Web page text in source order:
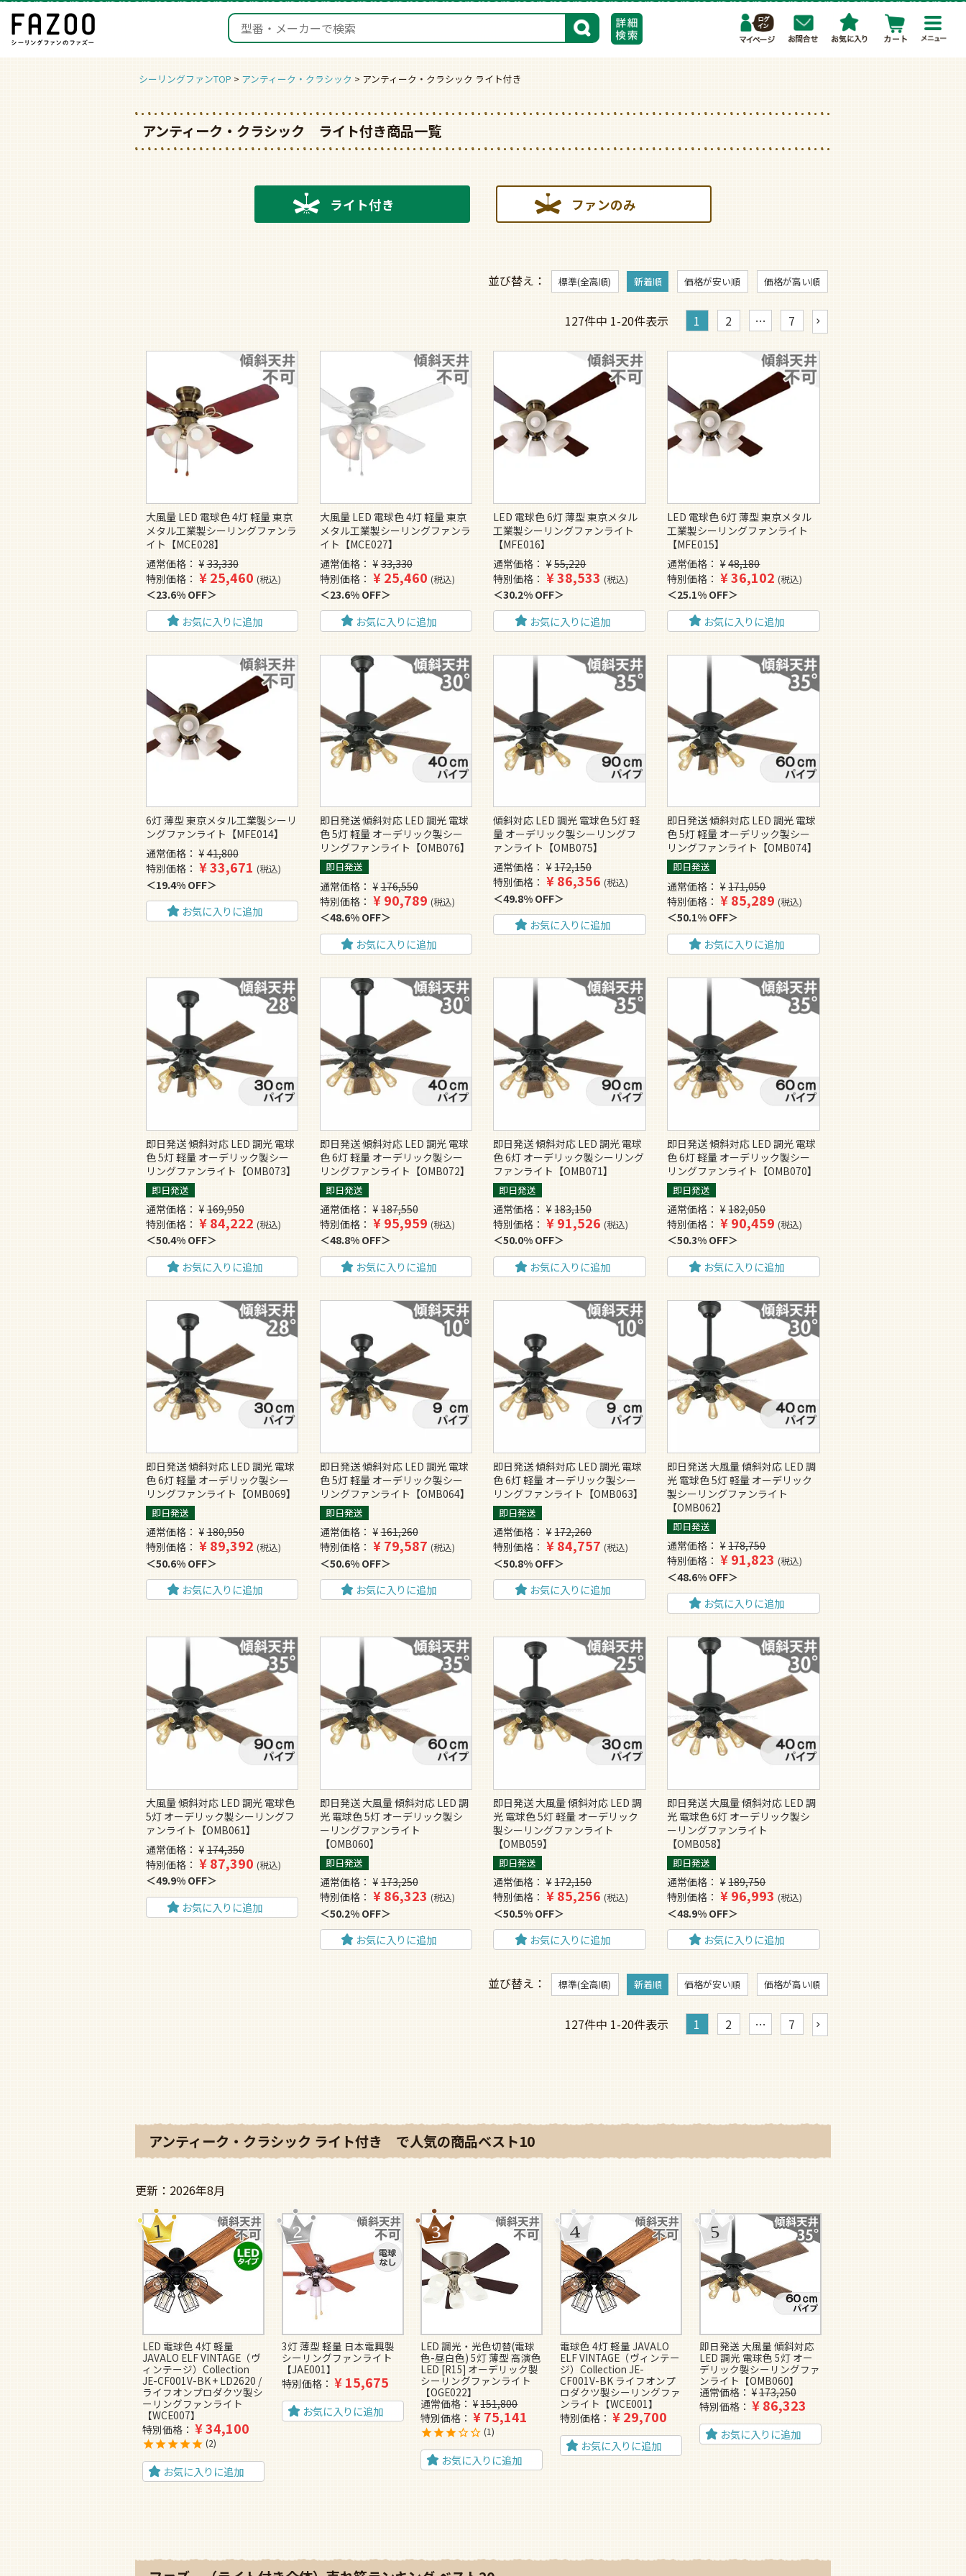
検索
シーリングファンTOP アンティーク・クラシック アンティーク・クラシック ライト付き
アンティーク・クラシック ライト付き商品一覧
ライト付き ファンのみ
並び替え 標準(全高順) 新着順 価格が安い順 価格が高い順
127件中 1-20件表示 1 2 … 7
大風量 LED 電球色 4灯 軽量 東京
メタル工業製シーリングファンラ
イト【MCE028】
通常価格
¥ 33,330
特別価格
¥ 25,460 税込
23.6% OFF
お気に入りに追加
大風量 LED 電球色 4灯 軽量 東京
メタル工業製シーリングファンラ
イト【MCE027】
通常価格
¥ 33,330
特別価格
¥ 25,460 税込
23.6% OFF
お気に入りに追加
LED 電球色 6灯 薄型 東京メタル
工業製シーリングファンライト
【MFE016】
通常価格
¥ 55,220
特別価格
¥38,533 税込
30.2% OFF
お気に入りに追加
LED 電球色 6灯 薄型 東京メタル
工業製シーリングファンライト
【MFE015】
通常価格
¥ 48,180
特別価格
¥36,102 税込
25.1% OFF
お気に入りに追加
6灯 薄型 東京メタル工業製シーリ
ングファンライト【MFE014】
通常価格
¥ 41,800
特別価格
¥33,671 税込
19.4% OFF
お気に入りに追加
即日発送 傾斜対応 LED 調光 電球
色 5灯 軽量 オーデリック製シー
リングファンライト【OMB076】
即日発送
通常価格 ¥ 176,550
特別価格
¥ 90,789 税込
48.6% OFF
お気に入りに追加
傾斜対応 LED 調光 電球色 5灯 軽
量 オーデリック製シーリングフ
ァンライト【OMB075】
通常価格
¥ 172,150
特別価格
¥86,356 税込
49.8% OFF
お気に入りに追加
即日発送 傾斜対応 LED 調光 電球
色 5灯 軽量 オーデリック製シー
リングファンライト【OMB074】
即日発送
通常価格 ¥ 171,050
特別価格
¥85,289 税込
50.1% OFF
お気に入りに追加
即日発送 傾斜対応 LED 調光 電球
色 5灯 軽量 オーデリック製シー
リングファンライト【OMB073】
即日発送
通常価格 ¥ 169,950
特別価格
¥ 84,222 税込
50.4% OFF
お気に入りに追加
即日発送 傾斜対応 LED 調光 電球
色 6灯 軽量 オーデリック製シー
リングファンライト【OMB072】
即日発送
通常価格 ¥ 187,550
特別価格
¥ 95,959 税込
48.8% OFF
お気に入りに追加
即日発送 傾斜対応 LED 調光 電球
色 6灯 オーデリック製シーリング
ファンライト【OMB071】
即日発送
通常価格 ¥ 183,150
特別価格
¥91,526 税込
50.0% OFF
お気に入りに追加
即日発送 傾斜対応 LED 調光 電球
色 6灯 軽量 オーデリック製シー
リングファンライト【OMB070】
即日発送
通常価格 ¥ 182,050
特別価格
¥90,459 税込
50.3% OFF
お気に入りに追加
即日発送 傾斜対応 LED 調光 電球
色 6灯 軽量 オーデリック製シー
リングファンライト【OMB069】
即日発送
通常価格 ¥ 180,950
特別価格
¥ 89,392 税込
50.6% OFF
お気に入りに追加
即日発送 傾斜対応 LED 調光 電球
色 5灯 軽量 オーデリック製シー
リングファンライト【OMB064】
即日発送
通常価格 ¥ 161,260
特別価格
¥ 79,587 税込
50.6% OFF
お気に入りに追加
即日発送 傾斜対応 LED 調光 電球
色 6灯 軽量 オーデリック製シー
リングファンライト【OMB063】
即日発送
通常価格 ¥ 172,260
特別価格
¥84,757 税込
50.8% OFF
お気に入りに追加
即日発送 大風量 傾斜対応 LED 調
光 電球色 5灯 軽量 オーデリック
製シーリングファンライト
【OMB062】
即日発送
通常価格 ¥ 178,750
特別価格
¥91,823 税込
48.6% OFF
お気に入りに追加
大風量 傾斜対応 LED 調光 電球色
5灯 オーデリック製シーリングフ
ァンライト【OMB061】
通常価格
¥ 174,350
特別価格
¥ 87,390 税込
49.9% OFF
お気に入りに追加
即日発送 大風量 傾斜対応 LED 調
光 電球色 5灯 オーデリック製シ
ーリングファンライト
【OMB060】
即日発送
通常価格 ¥ 173,250
特別価格
¥ 86,323 税込
50.2% OFF
お気に入りに追加
即日発送 大風量 傾斜対応 LED 調
光 電球色 5灯 軽量 オーデリック
製シーリングファンライト
【OMB059】
即日発送
通常価格 ¥ 172,150
特別価格
¥85,256 税込
50.5% OFF
お気に入りに追加
即日発送 大風量 傾斜対応 LED 調
光 電球色 6灯 オーデリック製シ
ーリングファンライト
【OMB058】
即日発送
通常価格 ¥ 189,750
特別価格
¥96,993 税込
48.9% OFF
お気に入りに追加
並び替え 標準(全高順) 新着順 価格が安い順 価格が高い順
127件中 1-20件表示 1 2 … 7
アンティーク・クラシック ライト付き で人気の商品ベスト10
2026年8月
LED 電球色 4灯 軽量
JAVALO ELF VINTAGE（ヴ
ィンテージ）Collection
JE-CF001V-BK + LD2620 /
ライフオンプロダクツ製シ
ーリングファンライト
【WCE007】
特別価格
¥34,100
2
お気に入りに追加
3灯 薄型 軽量 日本電興製
シーリングファンライト
【JAE001】
特別価格
¥ 15,675
お気に入りに追加
LED 調光・光色切替(電球
色-昼白色) 5灯 薄型 高演色
LED [R15] オーデリック製
シーリングファンライト
【OGE022】
通常価格
¥151,800
特別価格
¥75,141
1
お気に入りに追加
電球色 4灯 軽量 JAVALO
ELF VINTAGE（ヴィンテー
ジ）Collection JE-
CF001V-BK ライフオンプ
ロダクツ製シーリングファ
ンライト【WCE001】
特別価格
¥29,700
お気に入りに追加
即日発送 大風量 傾斜対応
LED 調光 電球色 5灯 オー
デリック製シーリングファ
ンライト【OMB060】
通常価格
¥173,250
特別価格
¥ 86,323
お気に入りに追加